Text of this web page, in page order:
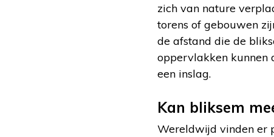
zich van nature
torens of gebouwen
de afstand die de
oppervlakken kunnen
een inslag.
Kan bliksem
Wereldwijd vinden er